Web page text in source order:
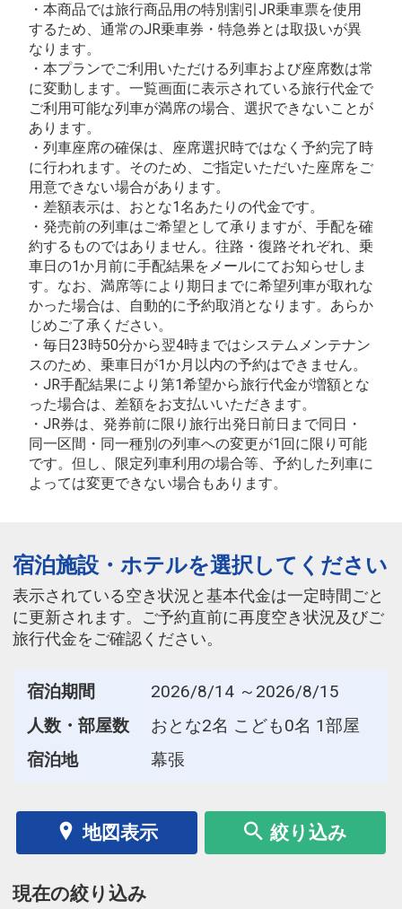
・本商品では旅行商品用の特別割引JR乗車票を使用
するため、通常のJR乗車券・特急券とは取扱いが異
なります。
・本プランでご利用いただける列車および座席数は常
に変動します。一覧画面に表示されている旅行代金で
ご利用可能な列車が満席の場合、選択できないことが
あります。
・列車座席の確保は、座席選択時ではなく予約完了時
に行われます。そのため、ご指定いただいた座席をご
用意できない場合があります。
・差額表示は、おとな1名あたりの代金です。
・発売前の列車はご希望として承りますが、手配を確
約するものではありません。往路・復路それぞれ、乗
車日の1か月前に手配結果をメールにてお知らせしま
す。なお、満席等により期日までに希望列車が取れな
かった場合は、自動的に予約取消となります。あらか
じめご了承ください。
・毎日23時50分から翌4時まではシステムメンテナン
スのため、乗車日が1か月以内の予約はできません。
・JR手配結果により第1希望から旅行代金が増額とな
った場合は、差額をお支払いいただきます。
・JR券は、発券前に限り旅行出発日前日まで同日・
同一区間・同一種別の列車への変更が1回に限り可能
です。但し、限定列車利用の場合等、予約した列車に
よっては変更できない場合もあります。
宿泊施設・ホテルを選択してください
表示されている空き状況と基本代金は一定時間ごと
に更新されます。ご予約直前に再度空き状況及びご
旅行代金をご確認ください。
宿泊期間
2026/8/14 ～2026/8/15
人数・部屋数
おとな2名 こども0名 1部屋
宿泊地
幕張
地図表示 絞り込み
現在の絞り込み